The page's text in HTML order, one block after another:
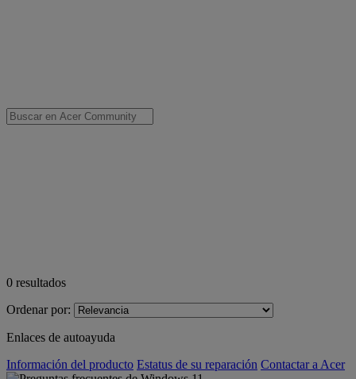
0 resultados
Ordenar por:
Enlaces de autoayuda
Información del producto Estatus de su reparación Contactar a Acer